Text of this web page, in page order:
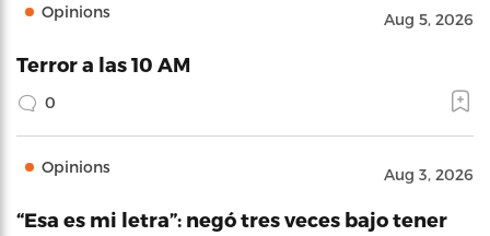
Opinions Aug 5, 2026
Terror a las 10 AM
0
Opinions Aug 3, 2026
“Esa es mi letra”: negó tres veces bajo tener